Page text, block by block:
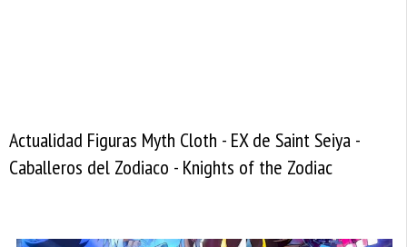
Actualidad Figuras Myth Cloth - EX de Saint Seiya -
Caballeros del Zodiaco - Knights of the Zodiac